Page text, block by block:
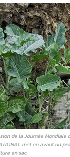
de la Journée Mondiale
met en avant un
en sac.